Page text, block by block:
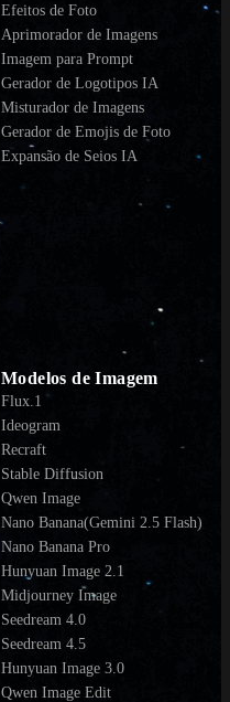
Efeitos de Foto
Aprimorador de Imagens
Imagem para Prompt
Gerador de Logotipos IA
Misturador de Imagens
Gerador de Emojis de Foto
Expansão de Seios IA
Modelos de Imagem
Flux.1
Ideogram
Recraft
Stable Diffusion
Qwen Image
Nano Banana(Gemini 2.5 Flash)
Nano Banana Pro
Hunyuan Image 2.1
Midjourney Image
Seedream 4.0
Seedream 4.5
Hunyuan Image 3.0
Qwen Image Edit